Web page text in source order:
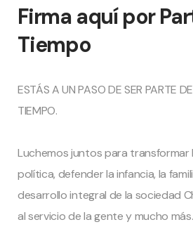
Firma aquí por
Tiempo
ESTÁS A UN PASO DE SER PARTE DE
TIEMPO.
Luchemos juntos para transformar
política, defender la infancia, la
desarrollo integral de la sociedad
al servicio de la gente y mucho más.